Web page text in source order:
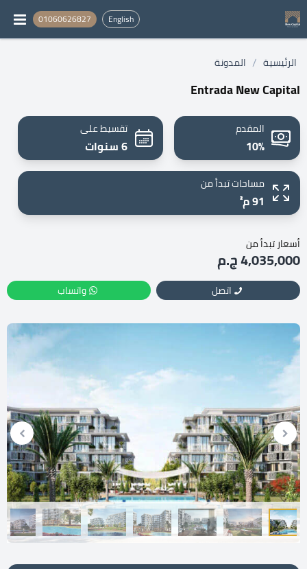
English
01060626827
الرئيسية / المدونة
Entrada New Capital
المقدم
10%
تقسيط على
6 سنوات
مساحات تبدأ من
91 م²
أسعار تبدأ من
4,035,000 ج.م
اتصل واتساب